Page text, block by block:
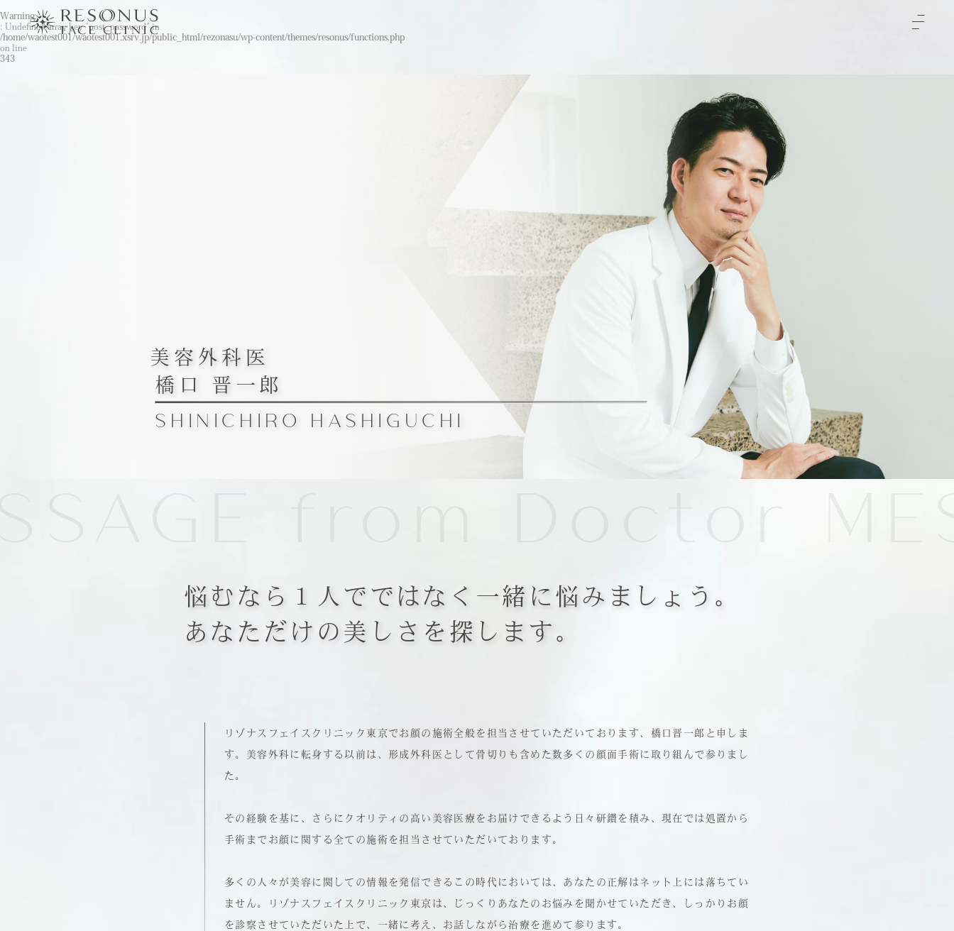
Warning
: Undefined array key "post_password" in
/home/waotest001/waotest001.xsrv.jp/public_html/rezonasu/wp-content/themes/resonus/functions.php
on line
343
施術メニュー
-橋口 晋一郎
-川本 幸司
-AYAKA
お問い合わせ
オンラインストア
美容外科医
橋口 晋一郎
SHINICHIRO HASHIGUCHI
悩むなら１人でではなく一緒に悩みましょう。
あなただけの美しさを探します。
リゾナスフェイスクリニック東京でお顔の施術全般を担当させていただいております、橋口晋一郎と申しま
す。美容外科に転身する以前は、形成外科医として骨切りも含めた数多くの顔面手術に取り組んで参りまし
た。
その経験を基に、さらにクオリティの高い美容医療をお届けできるよう日々研鑽を積み、現在では処置から
手術までお顔に関する全ての施術を担当させていただいております。
多くの人々が美容に関しての情報を発信できるこの時代においては、あなたの正解はネット上には落ちてい
ません。リゾナスフェイスクリニック東京は、じっくりあなたのお悩みを聞かせていただき、しっかりお顔
を診察させていただいた上で、一緒に考え、お話しながら治療を進めて参ります。